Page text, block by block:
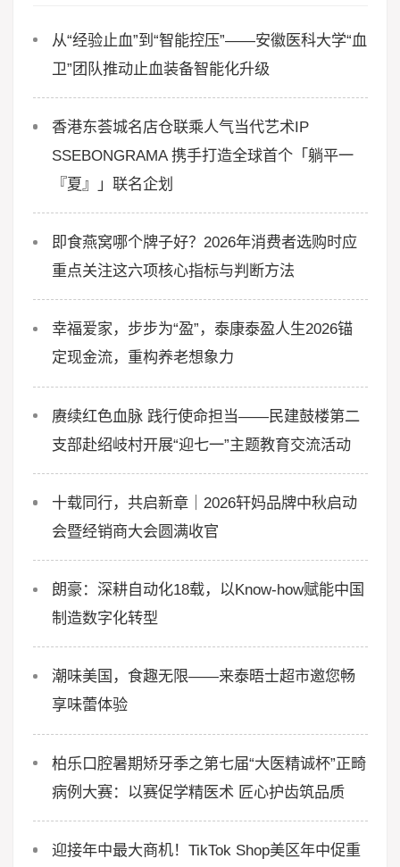
从“经验止血”到“智能控压”——安徽医科大学“血
卫”团队推动止血装备智能化升级
香港东荟城名店仓联乘人气当代艺术IP
SSEBONGRAMA 携手打造全球首个「躺平一
『夏』」联名企划
即食燕窝哪个牌子好？2026年消费者选购时应
重点关注这六项核心指标与判断方法
幸福爱家，步步为“盈”，泰康泰盈人生2026锚
定现金流，重构养老想象力
赓续红色血脉 践行使命担当——民建鼓楼第二
支部赴绍岐村开展“迎七一”主题教育交流活动
十载同行，共启新章｜2026轩妈品牌中秋启动
会暨经销商大会圆满收官
朗豪：深耕自动化18载，以Know-how赋能中国
制造数字化转型
潮味美国，食趣无限——来泰晤士超市邀您畅
享味蕾体验
柏乐口腔暑期矫牙季之第七届“大医精诚杯”正畸
病例大赛：以赛促学精医术 匠心护齿筑品质
迎接年中最大商机！TikTok Shop美区年中促重